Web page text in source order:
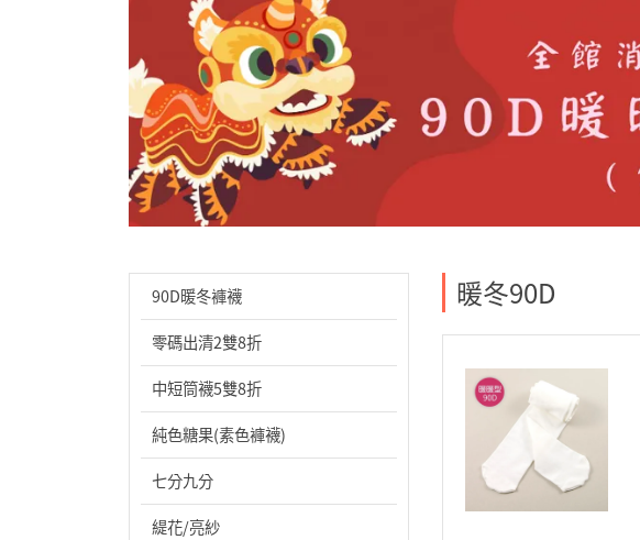
90D暖冬褲襪
零碼出清2雙8折
中短筒襪5雙8折
純色糖果(素色褲襪)
七分九分
緹花/亮紗
暖冬90D